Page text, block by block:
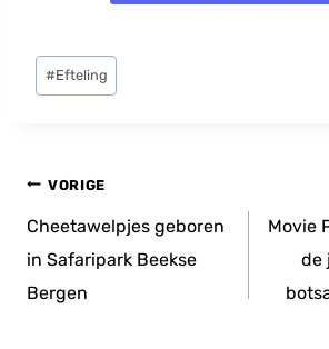
Bericht
tags:
#Efteling
Bericht
navigatie
VORIGE
Cheetawelpjes geboren
in Safaripark Beekse
Bergen
Movie
de